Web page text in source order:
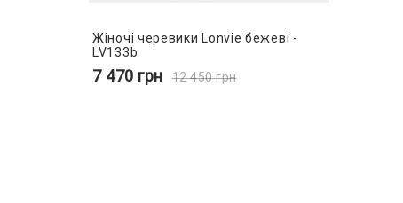
Жіночі черевики Lonvie бежеві -
LV133b
7 470 грн 12 450грн